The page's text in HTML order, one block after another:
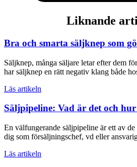
Liknande
Bra och smarta säljknep som
Säljknep, många säljare letar efter dem
har säljknep en rätt negativ klang både
Läs artikeln
Säljpipeline: Vad är det och
En välfungerande säljpipeline är ett av
dig som försäljningschef, vd eller
Läs artikeln